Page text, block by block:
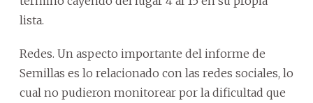
lista.
Redes. Un aspecto importante del informe de
Semillas es lo relacionado con las redes sociales, lo
cual no pudieron monitorear por la dificultad que